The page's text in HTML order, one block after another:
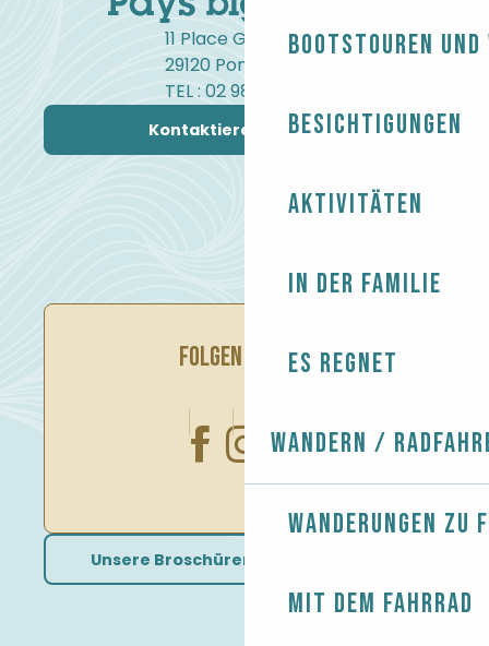
Bootstouren
Besichtigungen
Aktivitäten
In der Familie
Es regnet
Wandern /
Wanderungen zu
Mit dem Fahrrad
11 Place Gambetta
29120 Pont-l'Abbé
TEL : 02 98 82 37 99
Kontaktieren Sie uns
FOLGEN SIE UNS
Unsere Broschüren herunterladen